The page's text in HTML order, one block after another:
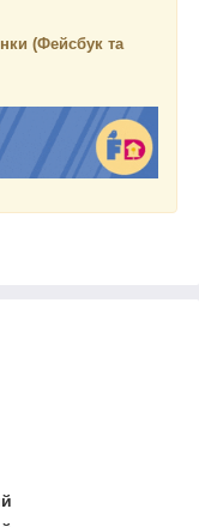
(Фейсбук та